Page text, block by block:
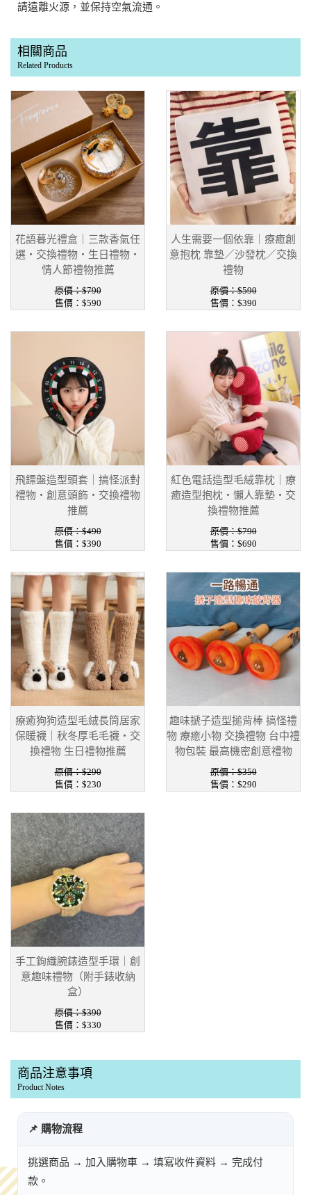
請遠離火源，並保持空氣流通。
相關商品
Related Products
花語暮光禮盒｜三款香氣任
選・交換禮物・生日禮物・
情人節禮物推薦
原價：$790
售價：$590
人生需要一個依靠｜療癒創
意抱枕 靠墊／沙發枕／交換
禮物
原價：$590
售價：$390
飛鏢盤造型頭套｜搞怪派對
禮物・創意頭飾・交換禮物
推薦
原價：$490
售價：$390
紅色電話造型毛絨靠枕｜療
癒造型抱枕・懶人靠墊・交
換禮物推薦
原價：$790
售價：$690
療癒狗狗造型毛絨長筒居家
保暖襪｜秋冬厚毛毛襪・交
換禮物 生日禮物推薦
原價：$290
售價：$230
趣味搋子造型搥背棒 搞怪禮
物 療癒小物 交換禮物 台中禮
物包裝 最高機密創意禮物
原價：$350
售價：$290
手工鉤織腕錶造型手環｜創
意趣味禮物（附手錶收納
盒）
原價：$390
售價：$330
商品注意事項
Product Notes
📌 購物流程
挑選商品 → 加入購物車 → 填寫收件資料 → 完成付
款。